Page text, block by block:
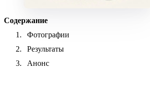
Содержание
Фотографии
Результаты
Анонс